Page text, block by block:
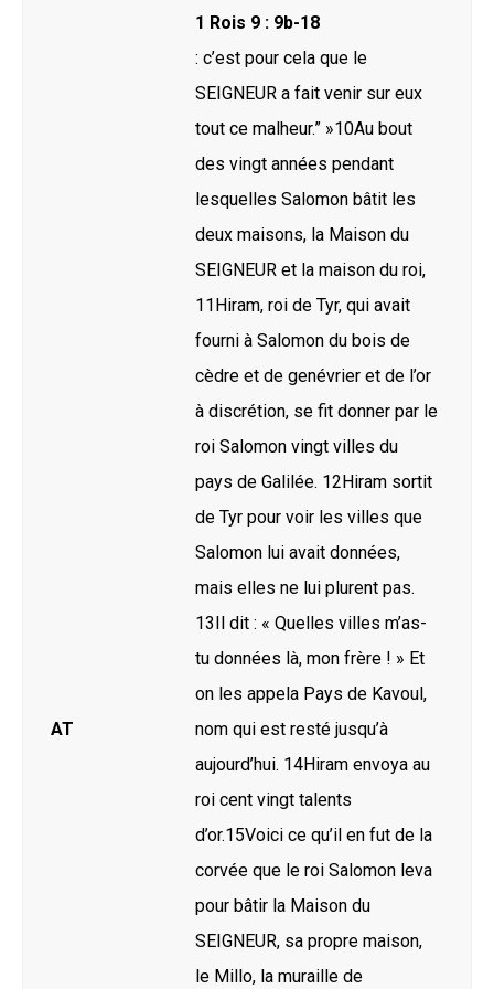
AT
1 Rois 9 : 9b-18
: c’est pour cela que le
SEIGNEUR a fait venir sur eux
tout ce malheur.” »10Au bout
des vingt années pendant
lesquelles Salomon bâtit les
deux maisons, la Maison du
SEIGNEUR et la maison du roi,
11Hiram, roi de Tyr, qui avait
fourni à Salomon du bois de
cèdre et de genévrier et de l’or
à discrétion, se fit donner par le
roi Salomon vingt villes du
pays de Galilée. 12Hiram sortit
de Tyr pour voir les villes que
Salomon lui avait données,
mais elles ne lui plurent pas.
13Il dit : « Quelles villes m’as-
tu données là, mon frère ! » Et
on les appela Pays de Kavoul,
nom qui est resté jusqu’à
aujourd’hui. 14Hiram envoya au
roi cent vingt talents
d’or.15Voici ce qu’il en fut de la
corvée que le roi Salomon leva
pour bâtir la Maison du
SEIGNEUR, sa propre maison,
le Millo, la muraille de